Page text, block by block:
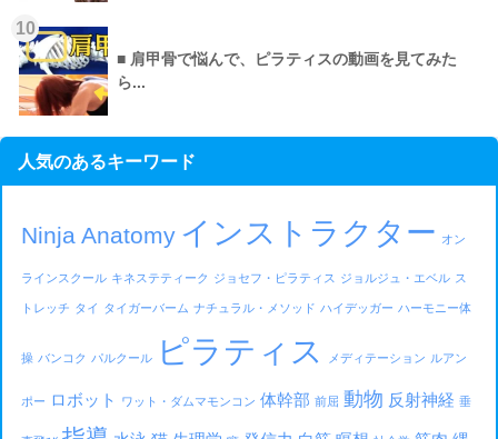
10
■ 肩甲骨で悩んで、ピラティスの動画を見てみた
ら...
人気のあるキーワード
Ninja Anatomy インストラクター オン
ラインスクール キネステティーク ジョセフ・ピラティス ジョルジュ・エベル ス
トレッチ タイ タイガーバーム ナチュラル・メソッド ハイデッガー ハーモニー体
操 バンコク パルクール ピラティス メディテーション ルアン
ポー ロボット ワット・ダムマモンコン 体幹部 前屈 動物 反射神経 垂